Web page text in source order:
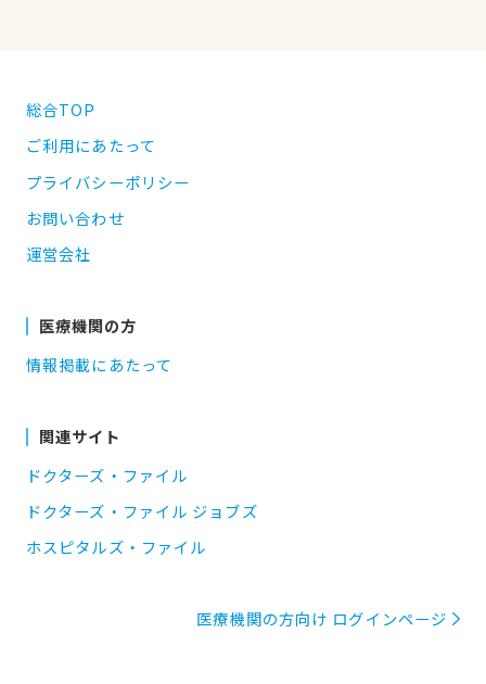
総合TOP
ご利用にあたって
プライバシーポリシー
お問い合わせ
運営会社
医療機関の方
情報掲載にあたって
関連サイト
ドクターズ・ファイル
ドクターズ・ファイル ジョブズ
ホスピタルズ・ファイル
医療機関の方向け ログインページ